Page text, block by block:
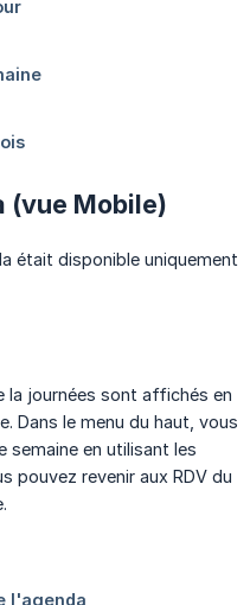
(vue Mobile)
était disponible uniquement
la journées sont affichés en
Dans le menu du haut, vous
semaine en utilisant les
pouvez revenir aux RDV du